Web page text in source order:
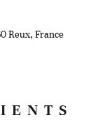
Reux, France